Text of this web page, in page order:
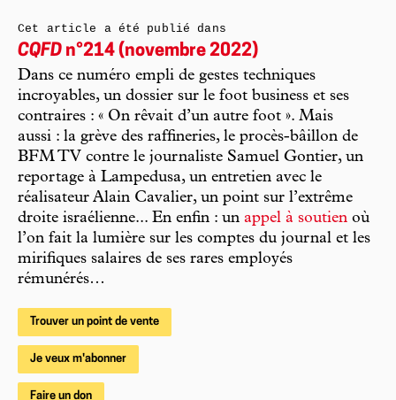
Cet article a été publié dans
CQFD n°214 (novembre 2022)
Dans ce numéro empli de gestes techniques
incroyables, un dossier sur le foot business et ses
contraires : « On rêvait d’un autre foot ». Mais
aussi : la grève des raffineries, le procès-bâillon de
BFM TV contre le journaliste Samuel Gontier, un
reportage à Lampedusa, un entretien avec le
réalisateur Alain Cavalier, un point sur l’extrême
droite israélienne... En enfin : un appel à soutien où
l’on fait la lumière sur les comptes du journal et les
mirifiques salaires de ses rares employés
rémunérés…
Trouver un point de vente
Je veux m'abonner
Faire un don